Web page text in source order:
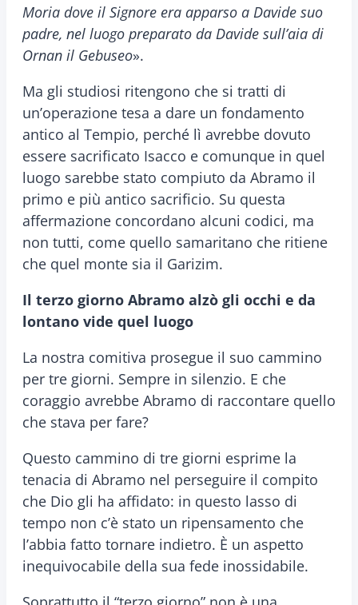
Moria dove il Signore era apparso a Davide suo
padre, nel luogo preparato da Davide sull’aia di
Ornan il Gebuseo».
Ma gli studiosi ritengono che si tratti di
un’operazione tesa a dare un fondamento
antico al Tempio, perché lì avrebbe dovuto
essere sacrificato Isacco e comunque in quel
luogo sarebbe stato compiuto da Abramo il
primo e più antico sacrificio. Su questa
affermazione concordano alcuni codici, ma
non tutti, come quello samaritano che ritiene
che quel monte sia il Garizim.
Il terzo giorno Abramo alzò gli occhi e da
lontano vide quel luogo
La nostra comitiva prosegue il suo cammino
per tre giorni. Sempre in silenzio. E che
coraggio avrebbe Abramo di raccontare quello
che stava per fare?
Questo cammino di tre giorni esprime la
tenacia di Abramo nel perseguire il compito
che Dio gli ha affidato: in questo lasso di
tempo non c’è stato un ripensamento che
l’abbia fatto tornare indietro. È un aspetto
inequivocabile della sua fede inossidabile.